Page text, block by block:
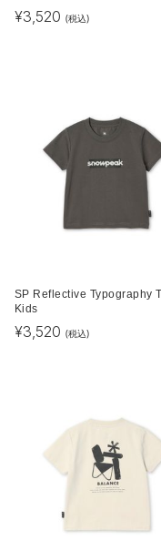
¥3,520 (税込)
SP Reflective Typography
Kids
¥3,520 (税込)